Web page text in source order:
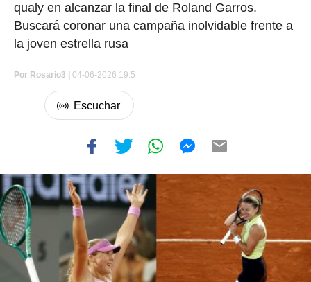
qualy en alcanzar la final de Roland Garros.
Buscará coronar una campaña inolvidable frente a
la joven estrella rusa
Por Rosario3 | 04-06-2026 19:5